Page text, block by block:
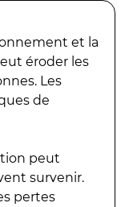
et la
éroder les
Les
de
peut
survenir.
pertes